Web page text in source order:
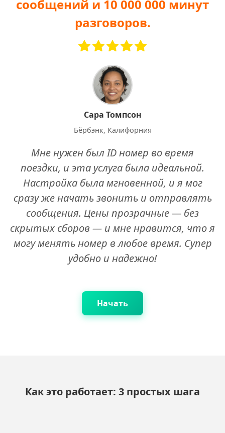
сообщений и 10 000 000 минут
разговоров.
Сара Томпсон
Бёрбэнк, Калифорния
Мне нужен был ID номер во время
поездки, и эта услуга была идеальной.
Настройка была мгновенной, и я мог
сразу же начать звонить и отправлять
сообщения. Цены прозрачные — без
скрытых сборов — и мне нравится, что я
могу менять номер в любое время. Супер
удобно и надежно!
Начать
Как это работает: 3 простых шага